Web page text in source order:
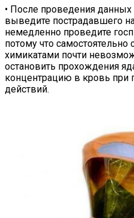
• После проведения
выведите пострадавшего
немедленно проведите
потому что самостоятельно
химикатами почти
остановить прохождения
концентрацию в кровь
действий.